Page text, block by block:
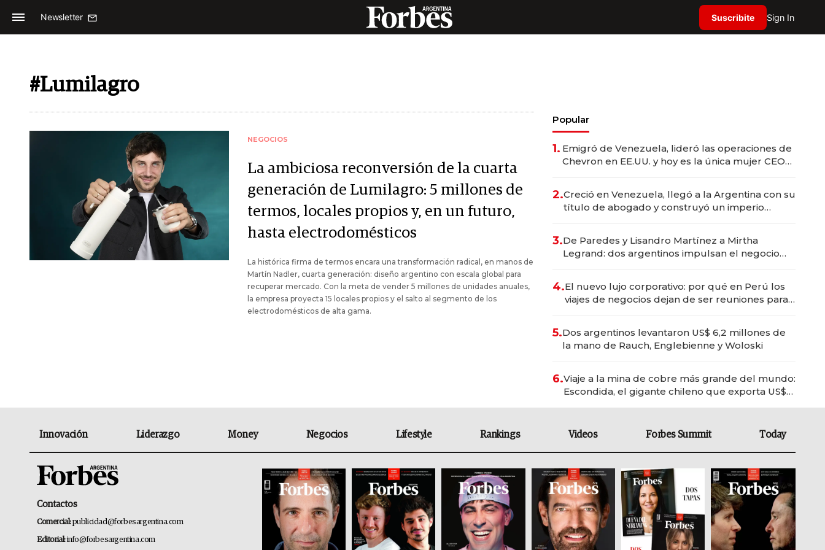
Newsletter Suscribite Sign In
#Lumilagro
NEGOCIOS
La ambiciosa reconversión de la cuarta
generación de Lumilagro: 5 millones de
termos, locales propios y, en un futuro,
hasta electrodomésticos
La histórica firma de termos encara una transformación radical, en manos de
Martín Nadler, cuarta generación: diseño argentino con escala global para
recuperar mercado. Con la meta de vender 5 millones de unidades anuales,
la empresa proyecta 15 locales propios y el salto al segmento de los
electrodomésticos de alta gama.
Popular
1. Emigró de Venezuela, lideró las operaciones de
Chevron en EE.UU. y hoy es la única mujer CEO
2.Creció en Venezuela, llegó a la Argentina con su
título de abogado y construyó un imperio
3.De Paredes y Lisandro Martínez a Mirtha
Legrand: dos argentinos impulsan el negocio
4.El nuevo lujo corporativo: por qué en Perú los
viajes de negocios dejan de ser reuniones para
5.Dos argentinos levantaron US$ 6,2 millones de
la mano de Rauch, Englebienne y Woloski
6.Viaje a la mina de cobre más grande del mundo:
Escondida, el gigante chileno que exporta US$
Innovación Liderazgo Money Negocios Lifestyle Rankings Videos Forbes Summit Today
Contactos
Comercial:publicidad@forbesargentina.com
Editorial:info@forbesargentina.com